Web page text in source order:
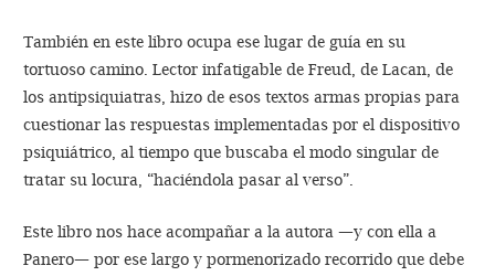
También en este libro ocupa ese lugar de guía en su
tortuoso camino. Lector infatigable de Freud, de Lacan, de
los antipsiquiatras, hizo de esos textos armas propias para
cuestionar las respuestas implementadas por el dispositivo
psiquiátrico, al tiempo que buscaba el modo singular de
tratar su locura, “haciéndola pasar al verso”.
Este libro nos hace acompañar a la autora —y con ella a
Panero— por ese largo y pormenorizado recorrido que debe